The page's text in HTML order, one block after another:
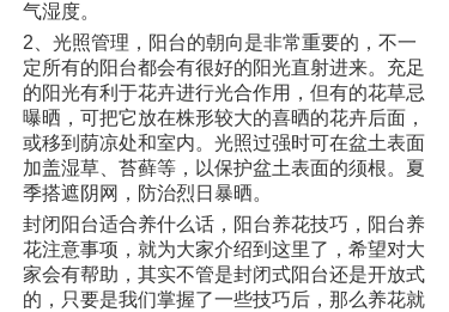
气湿度。
2、光照管理，阳台的朝向是非常重要的，不一
定所有的阳台都会有很好的阳光直射进来。充足
的阳光有利于花卉进行光合作用，但有的花草忌
曝晒，可把它放在株形较大的喜晒的花卉后面，
或移到荫凉处和室内。光照过强时可在盆土表面
加盖湿草、苔藓等，以保护盆土表面的须根。夏
季搭遮阴网，防治烈日暴晒。
封闭阳台适合养什么话，阳台养花技巧，阳台养
花注意事项，就为大家介绍到这里了，希望对大
家会有帮助，其实不管是封闭式阳台还是开放式
的，只要是我们掌握了一些技巧后，那么养花就